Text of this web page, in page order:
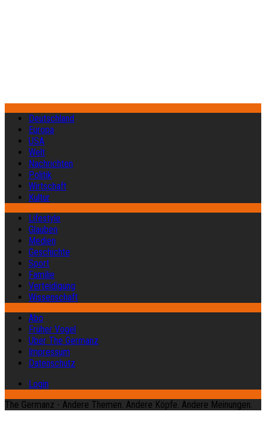
Deutschland
Europa
USA
Welt
Nachrichten
Politik
Wirtschaft
Kultur
Lifestyle
Glauben
Medien
Geschichte
Sport
Familie
Verteidigung
Wissenschaft
Abo
Früher Vogel
Über The Germanz
Impressum
Datenschutz
Login
The Germanz - Andere Themen. Andere Köpfe. Andere Meinungen.